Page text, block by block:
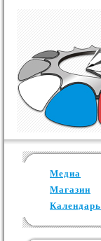
Медиа
Магазин
Календарь